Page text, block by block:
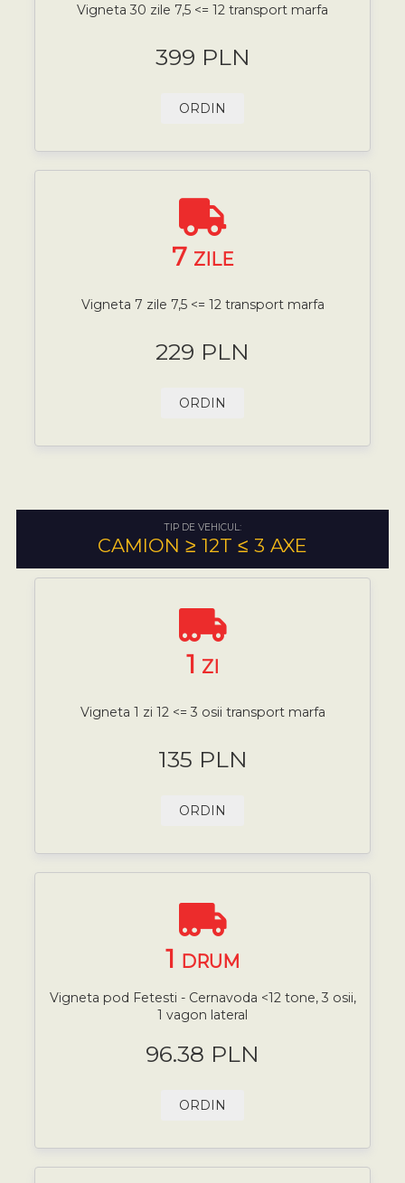
Vigneta 30 zile 7,5 <= 12 transport marfa
399 PLN
ORDIN
7 ZILE
Vigneta 7 zile 7,5 <= 12 transport marfa
229 PLN
ORDIN
TIP DE VEHICUL:
CAMION ≥ 12T ≤ 3 AXE
1 ZI
Vigneta 1 zi 12 <= 3 osii transport marfa
135 PLN
ORDIN
1 DRUM
Vigneta pod Fetesti - Cernavoda <12 tone, 3 osii,
1 vagon lateral
96.38 PLN
ORDIN